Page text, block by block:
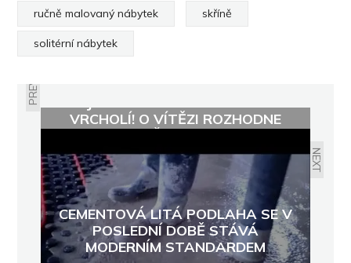
ručně malovaný nábytek skříně
solitérní nábytek
PREVIOUS
VRCHOLÍ! O VÍTĚZI ROZHODNE
VEŘEJNOST
NEXT
CEMENTOVÁ LITÁ PODLAHA SE V
POSLEDNÍ DOBĚ STÁVÁ
MODERNÍM STANDARDEM